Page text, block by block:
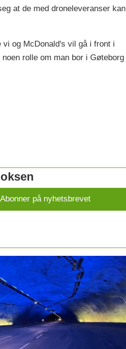
at de med droneleveranser kan
og McDonald's vil gå i front i
rolle om man bor i Gøteborg